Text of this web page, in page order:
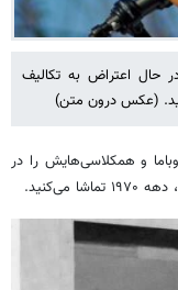
حال اعتراض به تکالیف
و همکلاسی‌هایش را در